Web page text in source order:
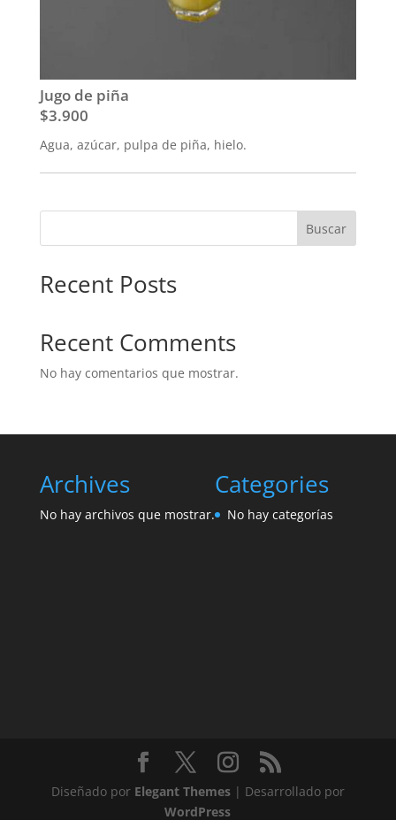
Jugo de piña
$3.900
Agua, azúcar, pulpa de piña, hielo.
Buscar
Recent Posts
Recent Comments
No hay comentarios que mostrar.
Archives
No hay archivos que mostrar.
Categories
No hay categorías
Diseñado por Elegant Themes| Desarrollado por
WordPress